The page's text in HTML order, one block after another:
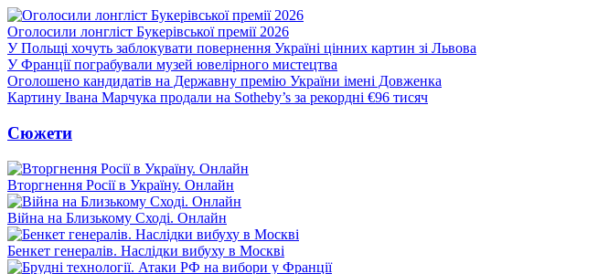
Оголосили лонгліст Букерівської премії 2026
У Польщі хочуть заблокувати повернення Україні цінних картин зі Львова
У Франції пограбували музей ювелірного мистецтва
Оголошено кандидатів на Державну премію України імені Довженка
Картину Івана Марчука продали на Sotheby’s за рекордні €96 тисяч
Сюжети
Вторгнення Росії в Україну. Онлайн
Війна на Близькому Сході. Онлайн
Бенкет генералів. Наслідки вибуху в Москві